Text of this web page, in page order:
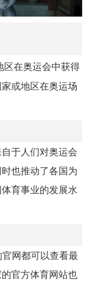
区在奥运会中获得
或地区在奥运场
于人们对奥运会
也推动了各国为
育事业的发展水
网都可以查看最
官方体育网站也